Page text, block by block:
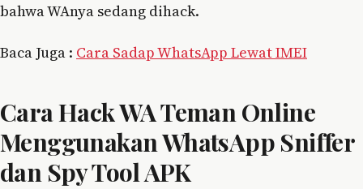
bahwa WAnya sedang dihack.
Baca Juga : Cara Sadap WhatsApp Lewat IMEI
Cara Hack WA Teman Online
Menggunakan WhatsApp Sniffer
dan Spy Tool APK